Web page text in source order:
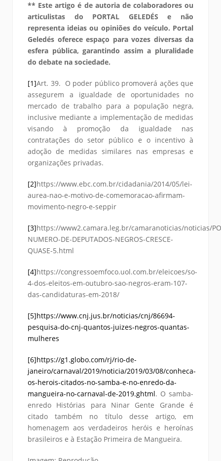
** Este artigo é de autoria de colaboradores ou
articulistas do PORTAL GELEDÉS e não
representa ideias ou opiniões do veículo. Portal
Geledés oferece espaço para vozes diversas da
esfera pública, garantindo assim a pluralidade
do debate na sociedade.
[1]Art. 39. O poder público promoverá ações que
assegurem a igualdade de oportunidades no
mercado de trabalho para a população negra,
inclusive mediante a implementação de medidas
visando à promoção da igualdade nas
contratações do setor público e o incentivo à
adoção de medidas similares nas empresas e
organizações privadas.
[2]https://www.ebc.com.br/cidadania/2014/05/lei-
aurea-nao-e-motivo-de-comemoracao-afirmam-
movimento-negro-e-seppir
[3]https://www2.camara.leg.br/camaranoticias/noticias/
NUMERO-DE-DEPUTADOS-NEGROS-CRESCE-
QUASE-5.html
[4]https://congressoemfoco.uol.com.br/eleicoes/so-
4-dos-eleitos-em-outubro-sao-negros-eram-107-
das-candidaturas-em-2018/
[5]https://www.cnj.jus.br/noticias/cnj/86694-
pesquisa-do-cnj-quantos-juizes-negros-quantas-
mulheres
[6]https://g1.globo.com/rj/rio-de-
janeiro/carnaval/2019/noticia/2019/03/08/conheca-
os-herois-citados-no-samba-e-no-enredo-da-
mangueira-no-carnaval-de-2019.ghtml. O samba-
enredo Histórias para Ninar Gente Grande é
citado também no título desse artigo, em
homenagem aos verdadeiros heróis e heroínas
brasileiros e à Estação Primeira de Mangueira.